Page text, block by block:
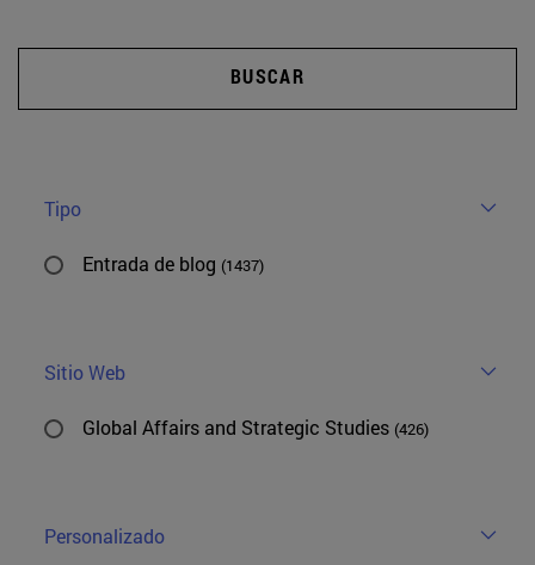
BUSCAR
Tipo
Entrada de blog (1437)
Sitio Web
Global Affairs and Strategic Studies (426)
Personalizado